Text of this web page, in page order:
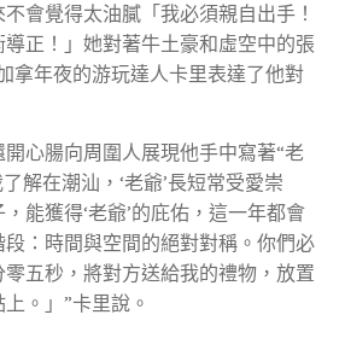
會覺得太油膩「我必須親自出手！
正！」她對著牛土豪和虛空中的張
拿年夜的游玩達人卡里表達了他對
心腸向周圍人展現他手中寫著“老
解在潮汕，‘老爺’長短常受愛崇
能獲得‘老爺’的庇佑，這一年都會
：時間與空間的絕對對稱。你們必
五秒，將對方送給我的禮物，放置
。」”卡里說。